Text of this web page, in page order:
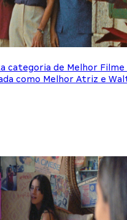
categoria de Melhor
como Melhor Atriz e